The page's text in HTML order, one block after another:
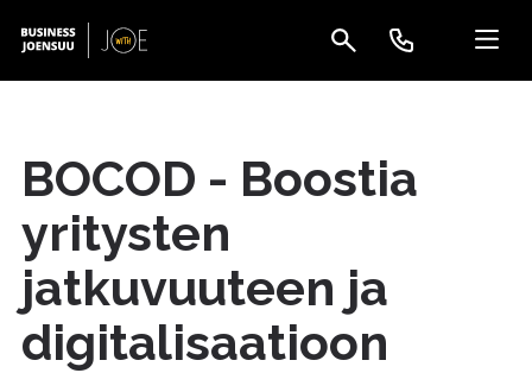
BOCOD - Boostia
yritysten
jatkuvuuteen ja
digitalisaatioon